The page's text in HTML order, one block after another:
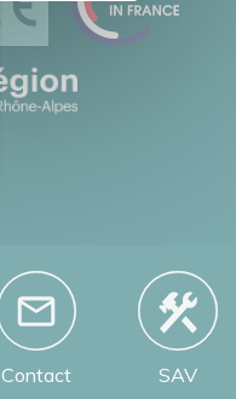
Contact SAV